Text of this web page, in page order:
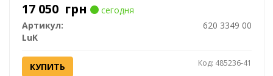
17 050 грн
сегодня
Артикул:
620 3349 00
LuK
КУПИТЬ Код: 485236-41